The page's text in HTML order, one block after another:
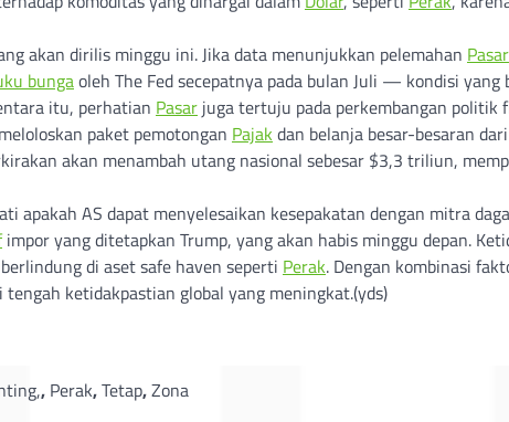
akan dirilis minggu ini. Jika data menunjukkan pelemahan Pasar
bungaoleh The Fed secepatnya pada bulan Juli — kondisi yang
itu, perhatian Pasar juga tertuju pada perkembangan politik
paket pemotongan Pajak dan belanja besar-besaran
akan menambah utang nasional sebesar $3,3 triliun,
apakah AS dapat menyelesaikan kesepakatan dengan mitra
impor yang ditetapkan Trump, yang akan habis minggu depan.
di aset safe haven seperti Perak. Dengan kombinasi
ketidakpastian global yang meningkat.(yds)
, Perak,Tetap,Zona